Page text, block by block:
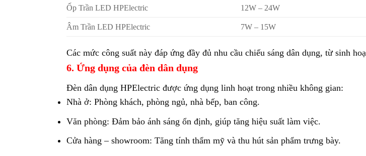
Ốp Trần LED HPElectric 12W – 24W
Âm Trần LED HPElectric 7W – 15W
Các mức công suất này đáp ứng đầy đủ nhu cầu chiếu sáng dân dụng, từ sinh
6. Ứng dụng của đèn dân dụng
Đèn dân dụng HPElectric được ứng dụng linh hoạt trong nhiều không gian:
Nhà ở: Phòng khách, phòng ngủ, nhà bếp, ban công.
Văn phòng: Đảm bảo ánh sáng ổn định, giúp tăng hiệu suất làm việc.
Cửa hàng – showroom: Tăng tính thẩm mỹ và thu hút sản phẩm trưng bày.